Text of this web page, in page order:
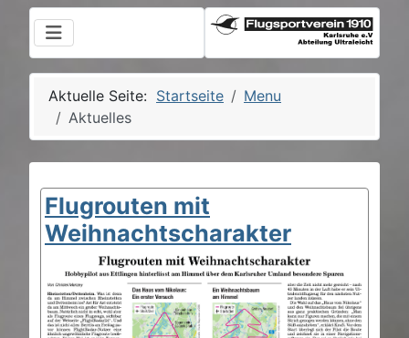
Aktuelle Seite: Startseite
Menu
Aktuelles
Flugrouten mit
Weihnachtscharakter